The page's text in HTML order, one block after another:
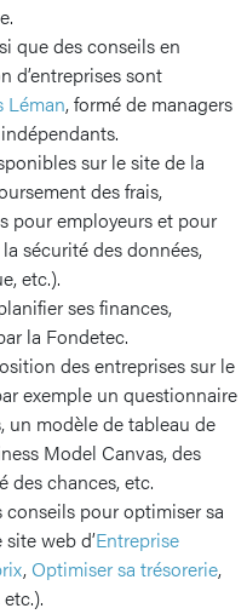
que des conseils en
d’entreprises sont
Léman, formé de managers
sur le site de la
des frais,
pour employeurs et pour
sécurité des données,
etc.).
ses finances,
la Fondetec.
des entreprises sur le
exemple un questionnaire
un modèle de tableau de
Model Canvas, des
des chances, etc.
pour optimiser sa
web d’Entreprise
, Optimiser sa trésorerie,
etc.).